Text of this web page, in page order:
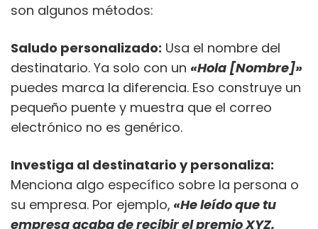
son algunos métodos:
Saludo personalizado: Usa el nombre del
destinatario. Ya solo con un «Hola [Nombre]»
puedes marca la diferencia. Eso construye un
pequeño puente y muestra que el correo
electrónico no es genérico.
Investiga al destinatario y personaliza:
Menciona algo específico sobre la persona o
su empresa. Por ejemplo, «He leído que tu
empresa acaba de recibir el premio XYZ.